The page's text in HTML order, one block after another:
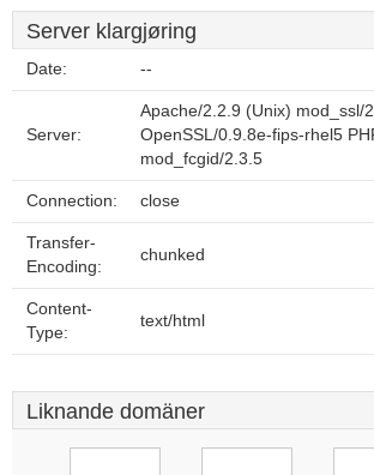
Server klargjøring
Date: --
Server:
Apache/2.2.9 (Unix) mod_ssl/
OpenSSL/0.9.8e-fips-rhel5
mod_fcgid/2.3.5
Connection: close
Transfer-
Encoding:
chunked
Content-
Type:
text/html
Liknande domäner